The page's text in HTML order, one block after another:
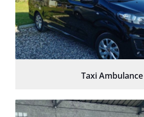
Taxi Ambulance